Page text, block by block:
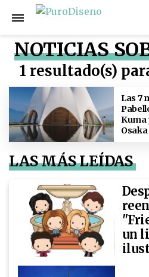
NOTICIAS
1 resultado(s)
Las 7
Kuma
Osaka
LAS MÁS LEÍDAS
un